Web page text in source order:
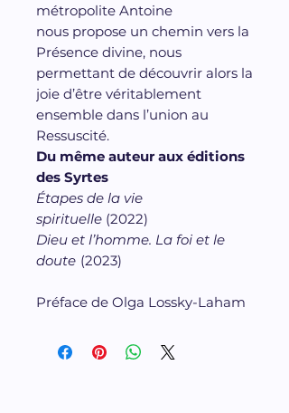
métropolite Antoine
nous propose un chemin vers la
Présence divine, nous
permettant de découvrir alors la
joie d’être véritablement
ensemble dans l’union au
Ressuscité.
Du même auteur aux éditions
des Syrtes
Étapes de la vie
spirituelle (2022)
Dieu et l’homme. La foi et le
doute (2023)
Préface de Olga Lossky-Laham